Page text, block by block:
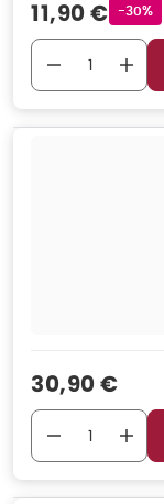
11,90 € -30%
30,90 €